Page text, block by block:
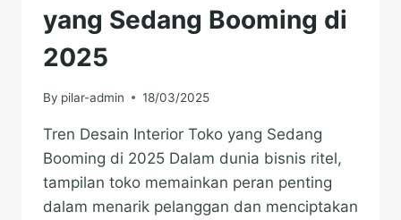
yang Sedang Booming di
2025
By pilar-admin 18/03/2025
Tren Desain Interior Toko yang Sedang
Booming di 2025 Dalam dunia bisnis ritel,
tampilan toko memainkan peran penting
dalam menarik pelanggan dan menciptakan